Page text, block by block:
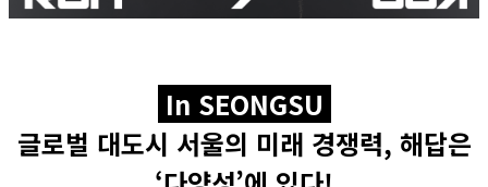
In SEONGSU
글로벌 대도시 서울의 미래 경쟁력, 해답은